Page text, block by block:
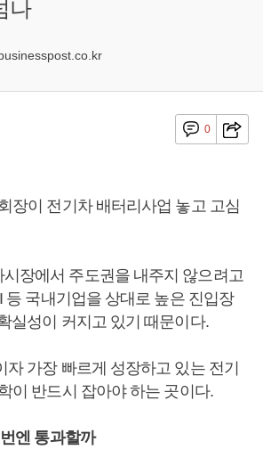
나
0
장이 전기차 배터리사업 놓고 고심
장에서 주도권을 내주지 않으려고
등 국내기업을 상대로 높은 진입장
실성이 커지고 있기 때문이다.
자 가장 빠르게 성장하고 있는 전기
이 반드시 잡아야 하는 곳이다.
엔 통과할까